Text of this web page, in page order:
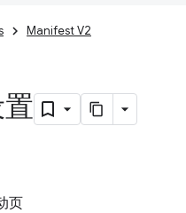
Manifest V2
页